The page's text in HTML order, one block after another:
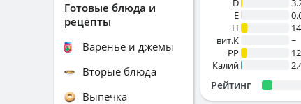
D
E
H
вит.К
~
PP
Калий
Рейтинг
Готовые блюда и
рецепты
Варенье и джемы
Вторые блюда
Выпечка